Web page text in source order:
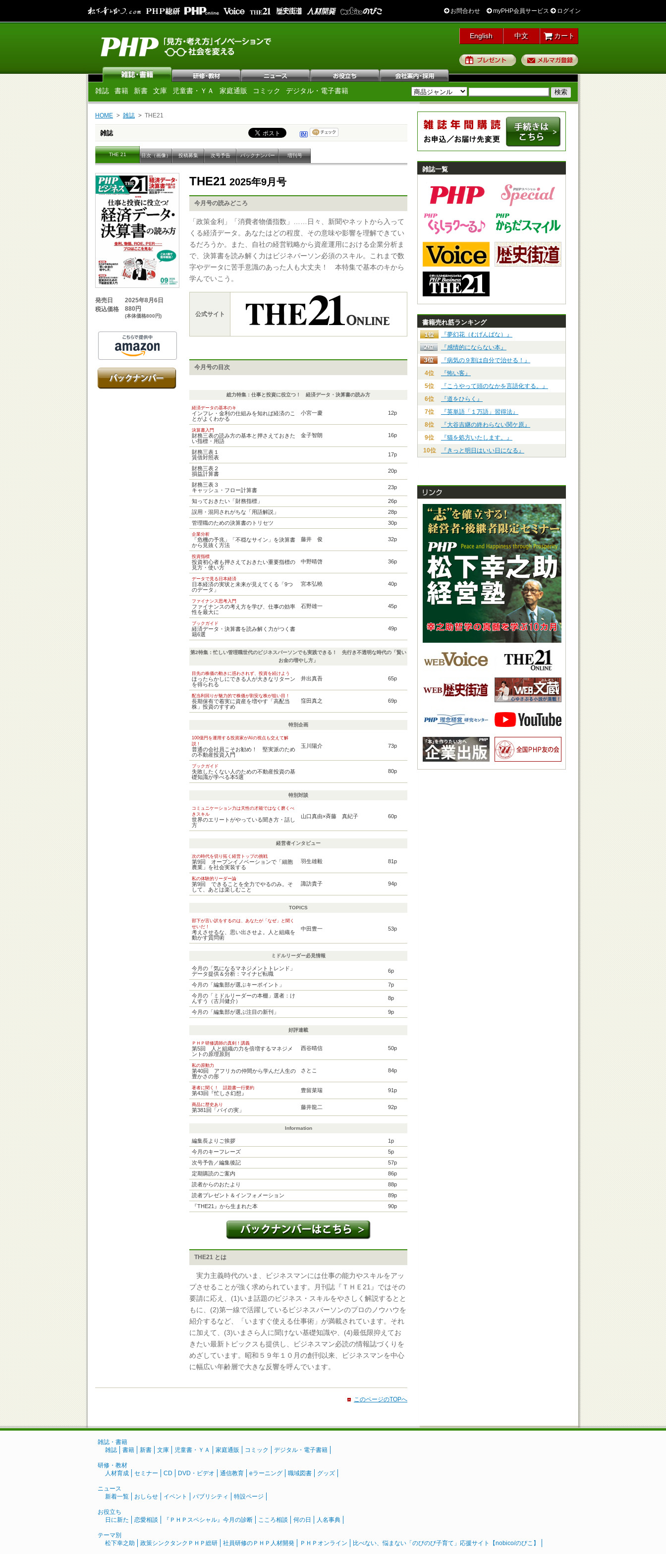
お問合わせ myPHP会員サービス ログイン
English 中文 カート
プレゼント
雑誌 書籍 新書 文庫 児童書・ＹＡ 家庭通販 コミック デジタル・電子書籍
HOME 雑誌 THE21
雑誌
THE 21 目次（画像） 投稿募集 次号予告 バックナンバー 増刊号
発売日
2025年8月6日
税込価格
880円
(本体価格800円)
THE21 2025年9月号
今月号の読みどころ
「政策金利」「消費者物価指数」……日々、新聞やネットから入って
くる経済データ。あなたはどの程度、その意味や影響を理解できてい
るだろうか。また、自社の経営戦略から資産運用における企業分析ま
で、決算書を読み解く力はビジネパーソン必須のスキル。これまで数
字やデータに苦手意識のあった人も大丈夫！ 本特集で基本のキから
学んでいこう。
公式サイト
今月号の目次
総力特集：仕事と投資に役立つ！ 経済データ・決算書の読み方
経済データの基本のキ
インフレ・金利の仕組みを知れば経済のこ
とがよくわかる
小宮一慶 12p
決算書入門
財務三表の読み方の基本と押さえておきた
い指標・用語
金子智朗 16p
財務三表１
賃借対照表
17p
財務三表２
損益計算書
20p
財務三表３
キャッシュ・フロー計算書
23p
知っておきたい「財務指標」
26p
誤用・混同されがちな「用語解説」
28p
管理職のための決算書のトリセツ
30p
企業分析
「危機の予兆」「不穏なサイン」を決算書
から見抜く方法
藤井 俊 32p
投資指標
投資初心者も押さえておきたい重要指標の
見方・使い方
中野晴啓 36p
データで見る日本経済
日本経済の実状と未来が見えてくる「9つ
のデータ」
宮本弘曉 40p
ファイナンス思考入門
ファイナンスの考え方を学び、仕事の効率
性を最大に
石野雄一 45p
ブックガイド
経済データ・決算書を読み解く力がつく書
籍6選
49p
第2特集：忙しい管理職世代のビジネスパーソンでも実践できる！ 先行き不透明な時代の「賢い
お金の増やし方」
目先の株価の動きに惑わされず、投資を続けよう
ほったらかしにできる人が大きなリターン
を得られる
井出真吾 65p
配当利回りが魅力的で株価が割安な株が狙い目！
長期保有で着実に資産を増やす「高配当
株」投資のすすめ
窪田真之 69p
特別企画
100億円を運用する投資家がAIの視点も交えて解
説！
普通の会社員こそお勧め！ 堅実派のため
の不動産投資入門
玉川陽介 73p
ブックガイド
失敗したくない人のための不動産投資の基
礎知識が学べる本5選
80p
特別対談
コミュニケーション力は天性の才能ではなく磨くべ
きスキル
世界のエリートがやっている聞き方・話し
方
山口真由×斉藤 真紀子 60p
経営者インタビュー
次の時代を切り拓く経営トップの挑戦
第9回 オープンイノベーションで「細胞
農業」を社会実装する
羽生雄毅 81p
私の体験的リーダー論
第9回 できることを全力でやるのみ。そ
して、あとは楽しむこと
諏訪貴子 94p
TOPICS
部下が言い訳をするのは、あなたが「なぜ」と聞く
せいだ！
考えさせるな、思い出させよ。人と組織を
動かす質問術
中田豊一 53p
ミドルリーダー必見情報
今月の「気になるマネジメントトレンド」
データ提供＆分析：マイナビ転職
6p
今月の「編集部が選ぶキーポイント」
7p
今月の「ミドルリーダーの本棚」選者：け
んすう（古川健介）
8p
今月の「編集部が選ぶ注目の新刊」 9p
好評連載
ＰＨＰ研修講師の真剣！講義
第5回 人と組織の力を倍増するマネジメ
ントの原理原則
西谷晴信 50p
私の原動力
第40回 アフリカの仲間から学んだ人生の
豊かさの形
さとこ 84p
著者に聞く！ 話題書一行要約
第43回『忙しさ幻想』 豊留菜瑞 91p
商品に歴史あり
第381回「パイの実」 藤井龍二 92p
Information
編集長よりご挨拶
1p
今月のキーフレーズ
5p
次号予告／編集後記
57p
定期購読のご案内
86p
読者からのおたより
88p
読者プレゼント＆インフォメーション
89p
『THE21』から生まれた本
90p
THE21 とは
実力主義時代のいま、ビジネスマンには仕事の能力やスキルをアッ
プさせることが強く求められています。月刊誌『ＴＨＥ21』ではその
要請に応え、(1)いま話題のビジネス・スキルをやさしく解説するとと
もに、(2)第一線で活躍しているビジネスパーソンのプロのノウハウを
紹介するなど、「いますぐ使える仕事術」が満載されています。それ
に加えて、(3)いまさら人に聞けない基礎知識や、(4)最低限抑えてお
きたい最新トピックスも提供し、ビジネスマン必読の情報誌づくりを
めざしています。昭和５９年１０月の創刊以来、ビジネスマンを中心
に幅広い年齢層で大きな反響を呼んでいます。
このページのTOPへ
雑誌一覧
書籍売れ筋ランキング
『夢幻花（むげんばな）』
『感情的にならない本』
『病気の９割は自分で治せる！』
4位
『怖い客』
5位
『こうやって頭のなかを言語化する。』
6位
『道をひらく』
7位
『英単語「１万語」習得法』
8位
『大谷吉継の終わらない関ケ原』
9位
『猫を処方いたします。』
10位
『きっと明日はいい日になる』
雑誌・書籍
雑誌
書籍 新書 文庫 児童書・ＹＡ 家庭通販 コミック デジタル・電子書籍
研修・教材
人材育成
セミナー CD DVD・ビデオ 通信教育 eラーニング 職域図書 グッズ
ニュース
新着一覧
おしらせ イベント パブリシティ 特設ページ
お役立ち
日に新た
恋愛相談 『ＰＨＰスペシャル』今月の診断 こころ相談 何の日 人名事典
テーマ別
松下幸之助
政策シンクタンクＰＨＰ総研 社員研修のＰＨＰ人材開発 ＰＨＰオンライン 比べない、悩まない「のびのび子育て」応援サイト【nobico/のびこ】